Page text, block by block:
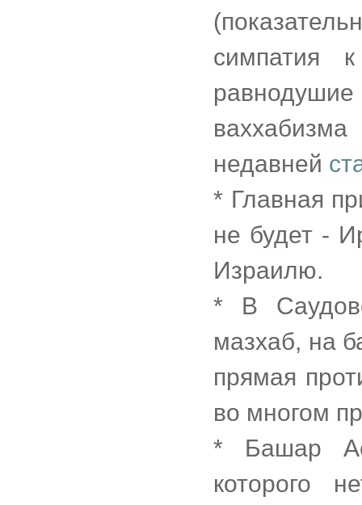
симпатия
равнодушие
недавней
* Главная
не будет -
Израилю.
* В
мазхаб, на
прямая
во многом
* Башар
которого